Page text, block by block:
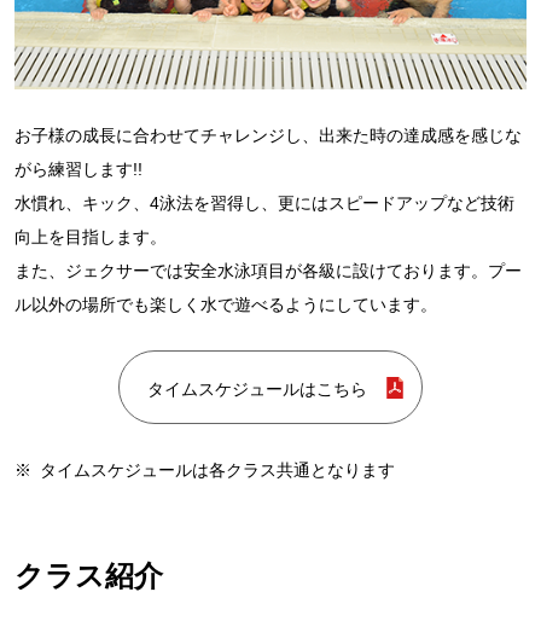
お子様の成長に合わせてチャレンジし、出来た時の達成感を感じな
がら練習します!!
水慣れ、キック、4泳法を習得し、更にはスピードアップなど技術
向上を目指します。
また、ジェクサーでは安全水泳項目が各級に設けております。プー
ル以外の場所でも楽しく水で遊べるようにしています。
タイムスケジュールはこちら
※ タイムスケジュールは各クラス共通となります
クラス紹介